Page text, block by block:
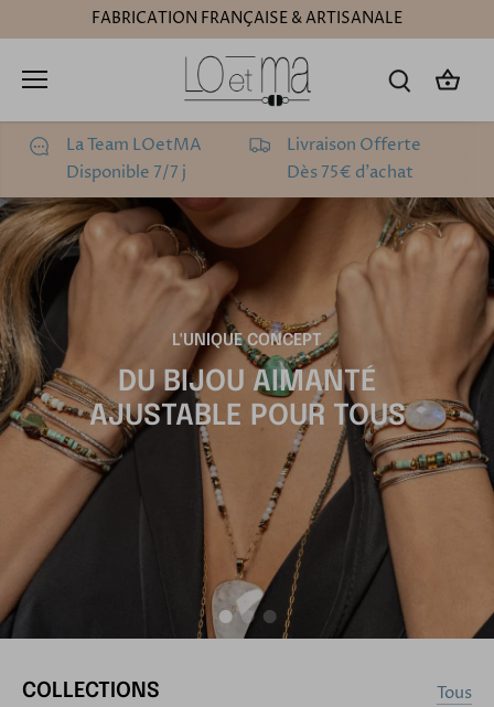
au
FABRICATION FRANÇAISE & ARTISANALE
La Team LOetMA
Disponible 7/7 j
Livraison Offerte
Dès 75€ d'achat
L'UNIQUE CONCEPT
DU BIJOU AIMANTÉ
AJUSTABLE POUR TOUS
COLLECTIONS Tous